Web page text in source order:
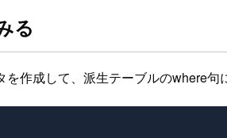
る
作成して、派生テーブルのwhere句